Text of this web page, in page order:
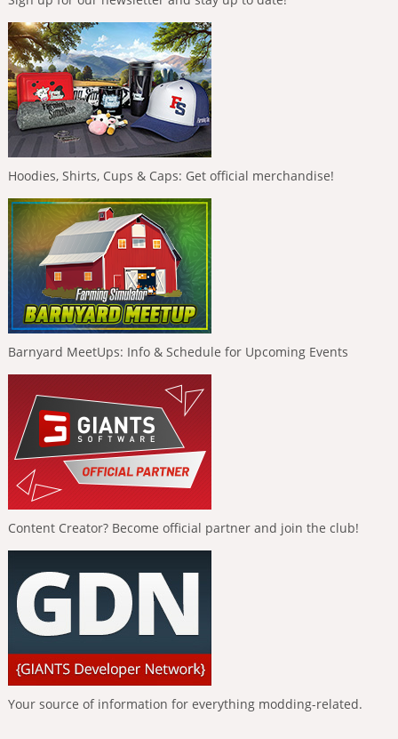
Hoodies, Shirts, Cups & Caps: Get official merchandise!
Barnyard MeetUps: Info & Schedule for Upcoming Events
Content Creator? Become official partner and join the club!
Your source of information for everything modding-related.